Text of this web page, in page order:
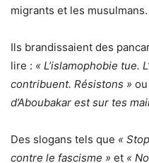
migrants et les musulmans.
Ils brandissaient des
lire : « L’islamophobie tue.
contribuent. Résistons »
d’Aboubakar est sur tes
Des slogans tels que «
contre le fascisme » et «